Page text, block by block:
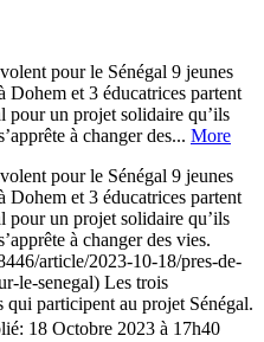
pour le Sénégal 9 jeunes
Dohem et 3 éducatrices partent
pour un projet solidaire qu’ils
à changer des... More
pour le Sénégal 9 jeunes
Dohem et 3 éducatrices partent
pour un projet solidaire qu’ils
à changer des vies.
article/2023-10-18/pres-de-
le-senegal) Les trois
qui participent au projet Sénégal.
18 Octobre 2023 à 17h40